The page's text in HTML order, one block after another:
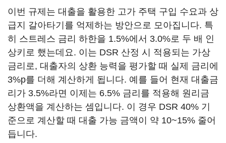
이번 규제는 대출을 활용한 고가 주택 구입 수요과 상
급지 갈아타기를 억제하는 방안으로 모아집니다. 특
히 스트레스 금리 하한을 1.5%에서 3.0%로 두 배 인
상키로 했는데요. 이는 DSR 산정 시 적용되는 가상
금리로, 대출자의 상환 능력을 평가할 때 실제 금리에
3%p를 더해 계산하게 됩니다. 예를 들어 현재 대출금
리가 3.5%라면 이제는 6.5% 금리를 적용해 원리금
상환액을 계산하는 셈입니다. 이 경우 DSR 40% 기
준으로 계산할 때 대출 가능 금액이 약 10~15% 줄어
듭니다.